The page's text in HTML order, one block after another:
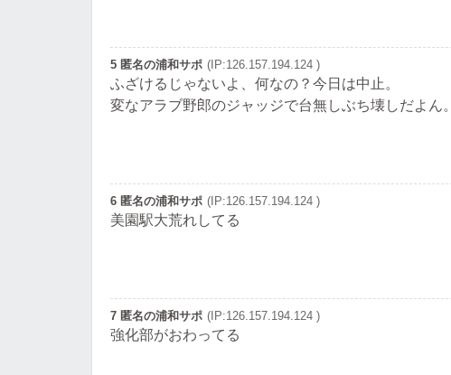
5 匿名の浦和サポ (IP:126.157.194.124 )
ふざけるじゃないよ、何なの？今日は中止。
変なアラブ野郎のジャッジで台無しぶち壊しだよん。
6 匿名の浦和サポ (IP:126.157.194.124 )
美園駅大荒れしてる
7 匿名の浦和サポ (IP:126.157.194.124 )
強化部がおわってる